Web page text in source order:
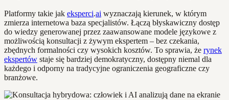
Platformy takie jak eksperci.ai wyznaczają kierunek, w którym
zmierza internetowa baza specjalistów. Łączą błyskawiczny dostęp
do wiedzy generowanej przez zaawansowane modele językowe z
możliwością konsultacji z żywym ekspertem – bez czekania,
zbędnych formalności czy wysokich kosztów. To sprawia, że rynek
ekspertów staje się bardziej demokratyczny, dostępny niemal dla
każdego i odporny na tradycyjne ograniczenia geograficzne czy
branżowe.